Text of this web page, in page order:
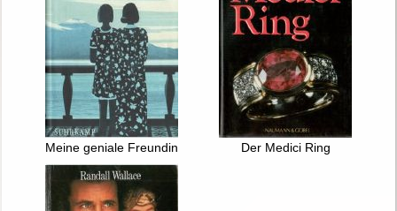
Meine geniale Freundin : Roman Der Medici Ring